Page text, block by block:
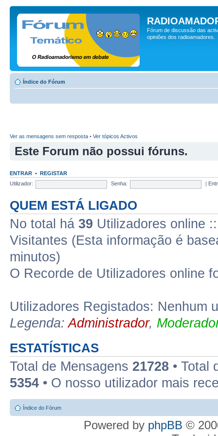
Fórum de discussão das
opiniões dos radioamadores.
Índice do Fórum
Ver as mensagens sem resposta • Ver tópicos Activos
Este Forum não possui fóruns.
ENTRAR • REGISTAR
Utilizador:
Senha:
QUEM ESTÁ LIGADO
No total há 39 Utilizadores online
Visitantes (Esta informação é
minutos)
O Recorde de Utilizadores online
Utilizadores Registados: Nenhum
Legenda:Administrador,
ESTATÍSTICAS
Total de Mensagens 21728 • Total
5354 • O nosso utilizador mais
Índice do Fórum
Powered by phpBB ©